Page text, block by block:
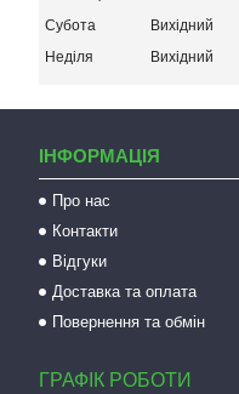
Субота
Вихідний
Неділя
Вихідний
ІНФОРМАЦІЯ
Про нас
Контакти
Відгуки
Доставка та оплата
Повернення та обмін
ГРАФІК РОБОТИ